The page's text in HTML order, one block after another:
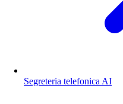
Segreteria telefonica AI